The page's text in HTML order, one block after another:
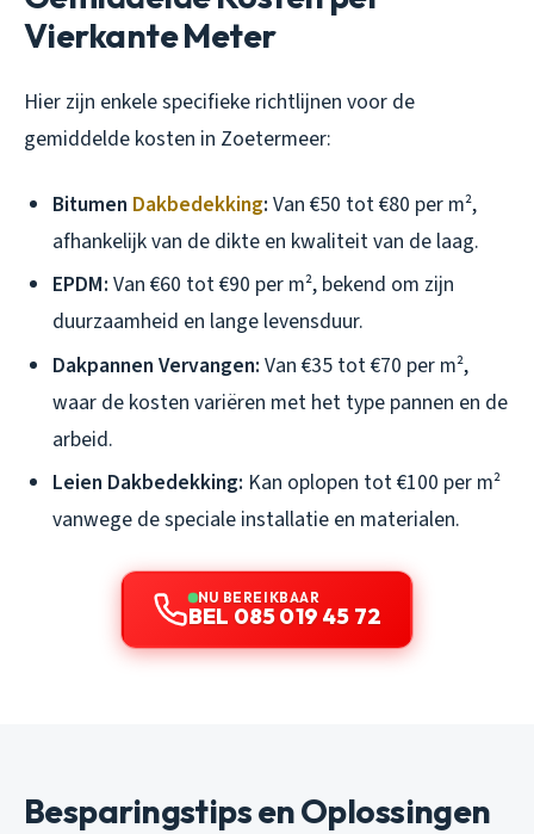
Vierkante Meter
Hier zijn enkele specifieke richtlijnen voor de
gemiddelde kosten in Zoetermeer:
Bitumen Dakbedekking: Van €50 tot €80 per m²,
afhankelijk van de dikte en kwaliteit van de laag.
EPDM: Van €60 tot €90 per m², bekend om zijn
duurzaamheid en lange levensduur.
Dakpannen Vervangen: Van €35 tot €70 per m²,
waar de kosten variëren met het type pannen en de
arbeid.
Leien Dakbedekking: Kan oplopen tot €100 per m²
vanwege de speciale installatie en materialen.
NU BEREIKBAAR
BEL 085 019 45 72
Besparingstips en Oplossingen